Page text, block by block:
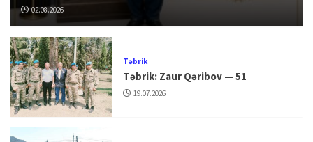
02.08.2026
Təbrik
Təbrik: Zaur Qəribov — 51
19.07.2026